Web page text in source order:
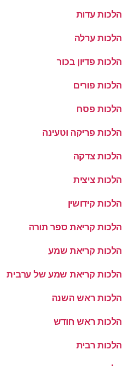
הלכות עדות
הלכות ערלה
הלכות פדיון בכור
הלכות פורים
הלכות פסח
הלכות פריקה וטעינה
הלכות צדקה
הלכות ציצית
הלכות קידושין
הלכות קריאת ספר תורה
הלכות קריאת שמע
הלכות קריאת שמע של ערבית
הלכות ראש השנה
הלכות ראש חודש
הלכות רבית